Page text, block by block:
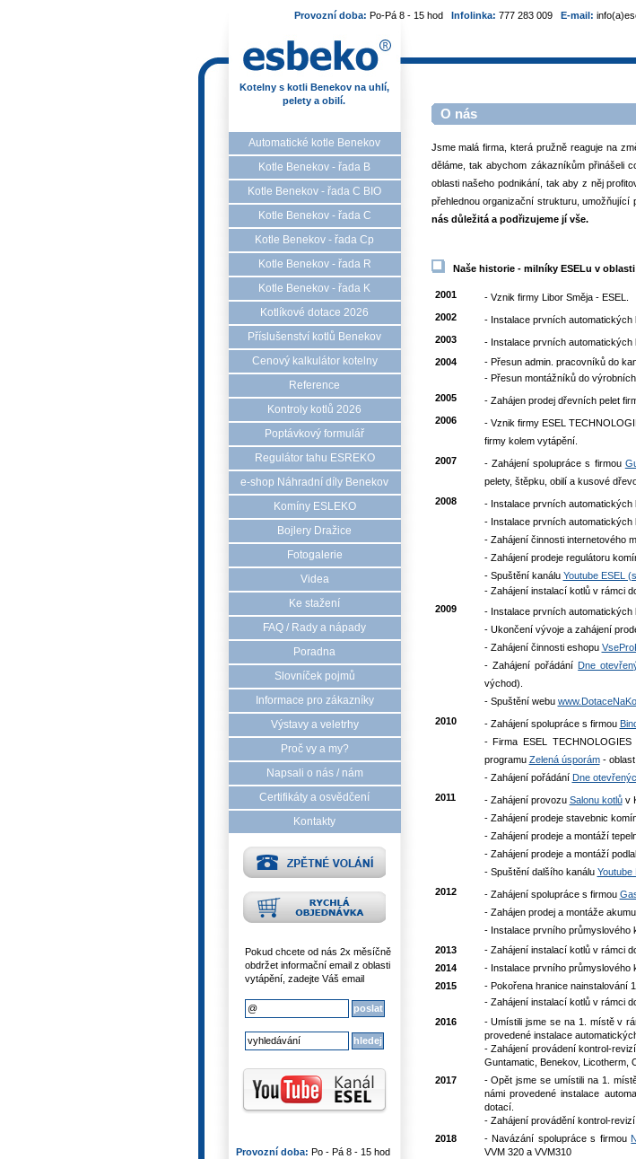
Provozní doba: Po-Pá 8 - 15 hod Infolinka: 777 283 009 E-mail:
Kotelny s kotli Benekov na uhlí,
pelety a obilí.
Automatické kotle Benekov
Kotle Benekov - řada B
Kotle Benekov - řada C BIO
Kotle Benekov - řada C
Kotle Benekov - řada Cp
Kotle Benekov - řada R
Kotle Benekov - řada K
Kotlíkové dotace 2026
Příslušenství kotlů Benekov
Cenový kalkulátor kotelny
Reference
Kontroly kotlů 2026
Poptávkový formulář
Regulátor tahu ESREKO
e-shop Náhradní díly Benekov
Komíny ESLEKO
Bojlery Dražice
Fotogalerie
Videa
Ke stažení
FAQ / Rady a nápady
Poradna
Slovníček pojmů
Informace pro zákazníky
Výstavy a veletrhy
Proč vy a my?
Napsali o nás / nám
Certifikáty a osvědčení
Kontakty
Pokud chcete od nás 2x měsíčně
obdržet informační email z oblasti
vytápění, zadejte Váš email
Provozní doba: Po - Pá 8 - 15 hod
O nás
Jsme malá firma, která pružně reaguje na
děláme, tak abychom zákazníkům přinášeli
oblasti našeho podnikání, tak aby z něj
přehlednou organizační strukturu,
nás důležitá a podřizujeme jí vše.
Naše historie - milníky ESELu v
2001
- Vznik firmy Libor Směja - ESEL.
2002
- Instalace prvních automatických
2003
- Instalace prvních automatických
2004
- Přesun admin. pracovníků do
- Přesun montážníků do
2005
- Zahájen prodej dřevních pelet
2006
- Vznik firmy ESEL
firmy kolem vytápění.
2007
- Zahájení spolupráce s firmou
pelety, štěpku, obilí a kusové
2008
- Instalace prvních automatických
- Instalace prvních automatických
- Zahájení činnosti internetového
- Zahájení prodeje regulátoru
- Spuštění kanálu Youtube ESEL
- Zahájení instalací kotlů v rámci
2009
- Instalace prvních automatických
- Ukončení vývoje a zahájení
- Zahájení činnosti eshopu
- Zahájení pořádání Dne
východ).
- Spuštění webu
2010
- Zahájení spolupráce s firmou
- Firma ESEL
programu Zelená úsporám- oblast
- Zahájení pořádání Dne
2011
- Zahájení provozu Salonu kotlův
- Zahájení prodeje stavebnic
- Zahájení prodeje a montáží
- Zahájení prodeje a montáží
- Spuštění dalšího kanálu Youtube
2012
- Zahájení spolupráce s firmou
- Zahájen prodej a montáže
- Instalace prvního průmyslového
2013
- Zahájení instalací kotlů v rámci
2014
- Instalace prvního průmyslového
2015
- Pokořena hranice nainstalování
- Zahájení instalací kotlů v rámci
2016
- Umístili jsme se na 1. místě v
provedené instalace
- Zahájení provádení kontrol-
Guntamatic, Benekov, Licotherm,
2017
- Opět jsme se umístili na 1.
námi provedené instalace
dotací.
- Zahájení provádění kontrol-revizí
2018
- Navázání spolupráce s firmou
VVM 320 a VVM310